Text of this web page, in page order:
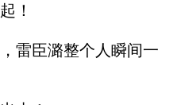
！
臣潞整个人瞬间一